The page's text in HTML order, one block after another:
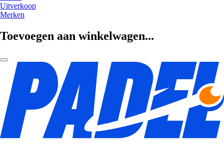
Uitverkoop
Merken
Toevoegen aan winkelwagen...